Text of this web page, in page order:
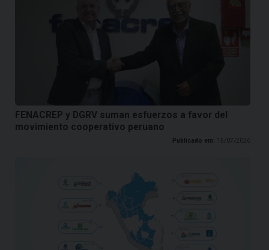
FENACREP y DGRV suman esfuerzos a favor del
movimiento cooperativo peruano
Publicado em: 15/07/2026